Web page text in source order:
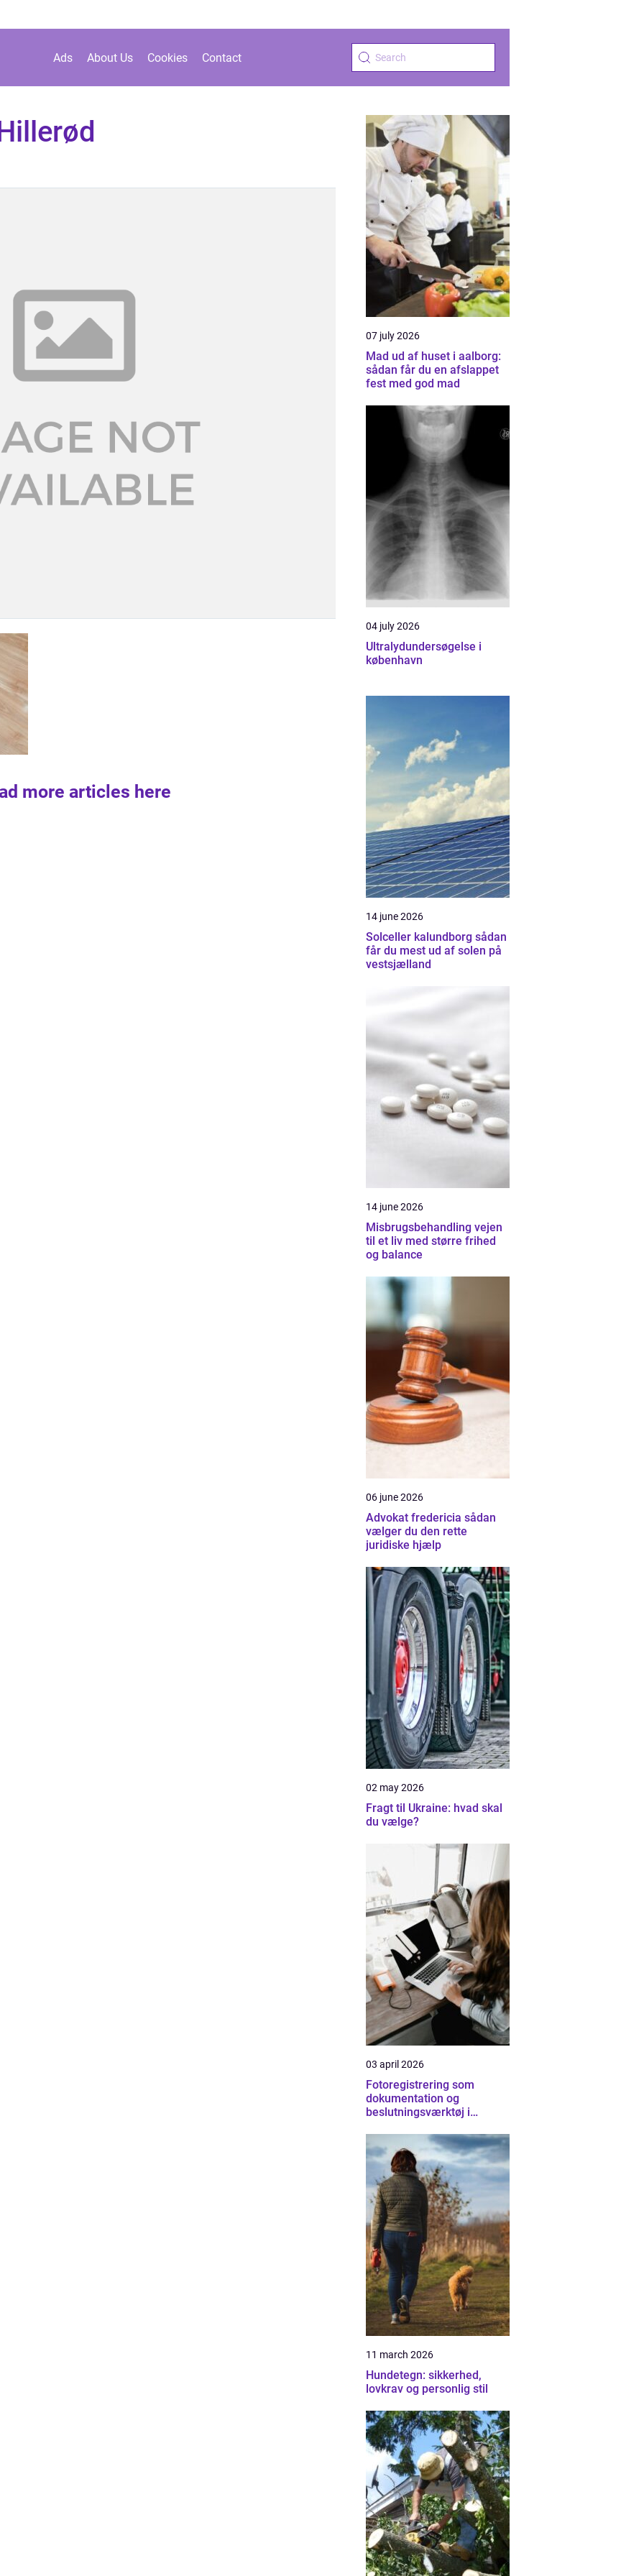
Ads About Us Cookies Contact
more articles here
07 july 2026
Mad ud af huset i aalborg:
sådan får du en afslappet
fest med god mad
04 july 2026
Ultralydundersøgelse i
københavn
14 june 2026
Solceller kalundborg sådan
får du mest ud af solen på
vestsjælland
14 june 2026
Misbrugsbehandling vejen
til et liv med større frihed
og balance
06 june 2026
Advokat fredericia sådan
vælger du den rette
juridiske hjælp
02 may 2026
Fragt til Ukraine: hvad skal
du vælge?
03 april 2026
Fotoregistrering som
dokumentation og
beslutningsværktøj i
11 march 2026
Hundetegn: sikkerhed,
lovkrav og personlig stil